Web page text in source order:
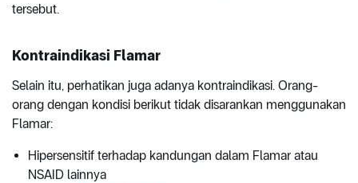
tersebut.
Kontraindikasi Flamar
Selain itu, perhatikan juga adanya kontraindikasi. Orang-
orang dengan kondisi berikut tidak disarankan menggunakan
Flamar:
Hipersensitif terhadap kandungan dalam Flamar atau
NSAID lainnya